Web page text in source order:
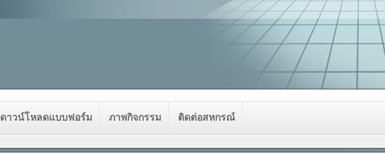
ดาวน์โหลดแบบฟอร์ม ภาพกิจกรรม ติดต่อสหกรณ์